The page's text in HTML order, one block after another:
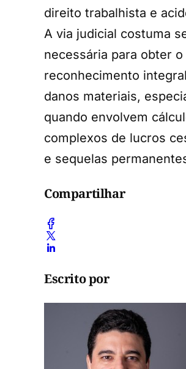
direito trabalhista e
A via judicial costuma
necessária para obter o
reconhecimento
danos materiais,
quando envolvem
complexos de lucros
e sequelas
Compartilhar
Escrito por